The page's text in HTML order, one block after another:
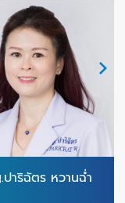
าริฉัตร หวานฉ่ำ